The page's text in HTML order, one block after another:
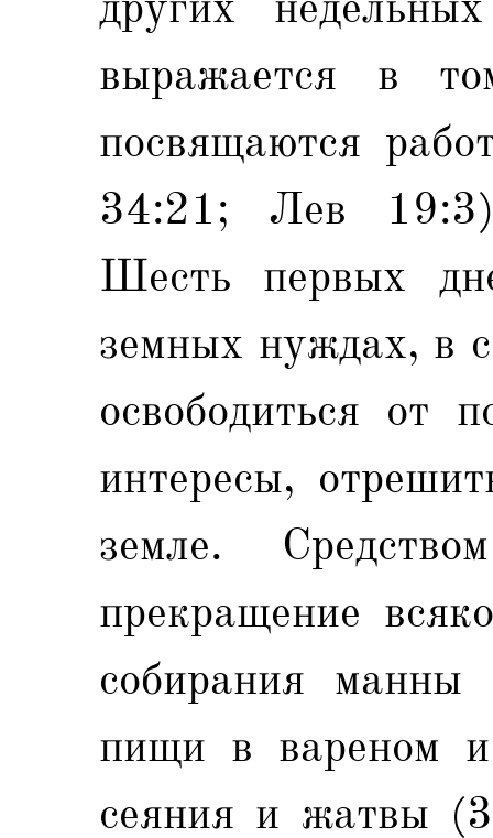
выражается в
посвящаются
34:21; Лев
Шесть первых
земных нуждах, в
освободиться от
интересы,
земле.
прекращение
собирания манны
пищи в вареном
сеяния и жатвы